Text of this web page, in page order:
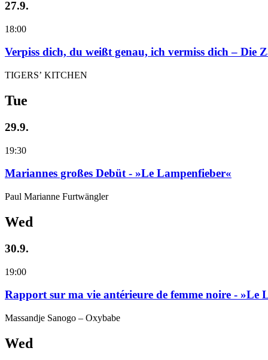
27.9.
18:00
Verpiss dich, du weißt genau, ich vermiss dich – Die
TIGERS’ KITCHEN
Tue
29.9.
19:30
Mariannes großes Debüt - »Le Lampenfieber«
Paul Marianne Furtwängler
Wed
30.9.
19:00
Rapport sur ma vie antérieure de femme noire - »Le
Massandje Sanogo – Oxybabe
Wed